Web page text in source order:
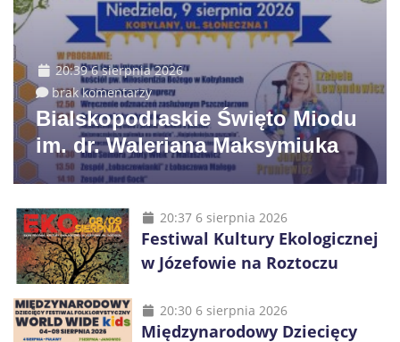
20:39 6 sierpnia 2026
brak komentarzy
Bialskopodlaskie Święto Miodu
im. dr. Waleriana Maksymiuka
20:37 6 sierpnia 2026
Festiwal Kultury Ekologicznej
w Józefowie na Roztoczu
20:30 6 sierpnia 2026
Międzynarodowy Dziecięcy